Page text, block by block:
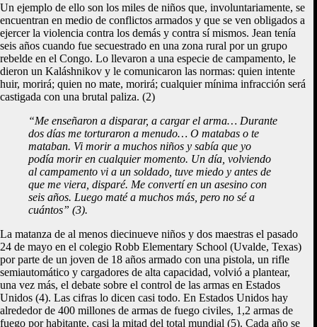
Un ejemplo de ello son los miles de niños que, involuntariamente, se
encuentran en medio de conflictos armados y que se ven obligados a
ejercer la violencia contra los demás y contra sí mismos. Jean tenía
seis años cuando fue secuestrado en una zona rural por un grupo
rebelde en el Congo. Lo llevaron a una especie de campamento, le
dieron un Kaláshnikov y le comunicaron las normas: quien intente
huir, morirá; quien no mate, morirá; cualquier mínima infracción será
castigada con una brutal paliza. (2)
“Me enseñaron a disparar, a cargar el arma… Durante
dos días me torturaron a menudo… O matabas o te
mataban. Vi morir a muchos niños y sabía que yo
podía morir en cualquier momento. Un día, volviendo
al campamento vi a un soldado, tuve miedo y antes de
que me viera, disparé. Me convertí en un asesino con
seis años. Luego maté a muchos más, pero no sé a
cuántos” (3).
La matanza de al menos diecinueve niños y dos maestras el pasado
24 de mayo en el colegio Robb Elementary School (Uvalde, Texas)
por parte de un joven de 18 años armado con una pistola, un rifle
semiautomático y cargadores de alta capacidad, volvió a plantear,
una vez más, el debate sobre el control de las armas en Estados
Unidos (4). Las cifras lo dicen casi todo. En Estados Unidos hay
alrededor de 400 millones de armas de fuego civiles, 1,2 armas de
fuego por habitante, casi la mitad del total mundial (5). Cada año se